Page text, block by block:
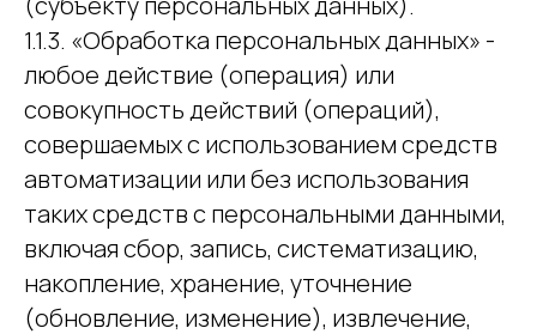
1.1.3. «Обработка персональных данных» -
любое действие (операция) или
совокупность действий (операций),
совершаемых с использованием средств
автоматизации или без использования
таких средств с персональными данными,
включая сбор, запись, систематизацию,
накопление, хранение, уточнение
(обновление, изменение), извлечение,